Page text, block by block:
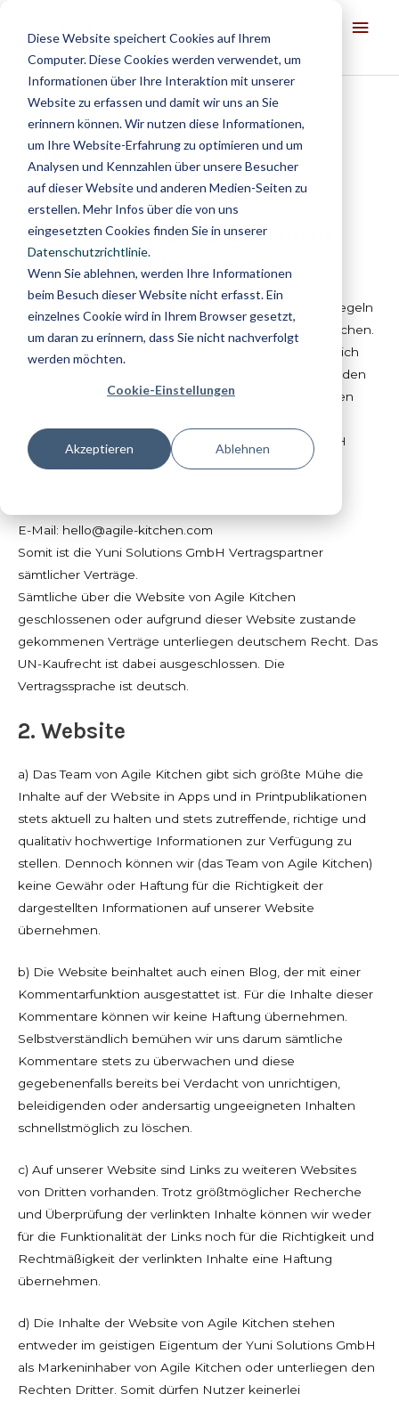
Diese Website speichert Cookies auf Ihrem
Computer. Diese Cookies werden verwendet, um
Informationen über Ihre Interaktion mit unserer
Website zu erfassen und damit wir uns an Sie
erinnern können. Wir nutzen diese Informationen,
um Ihre Website-Erfahrung zu optimieren und um
Analysen und Kennzahlen über unsere Besucher
auf dieser Website und anderen Medien-Seiten zu
erstellen. Mehr Infos über die von uns
eingesetzten Cookies finden Sie in unserer
Datenschutzrichtlinie.
Wenn Sie ablehnen, werden Ihre Informationen
beim Besuch dieser Website nicht erfasst. Ein
einzelnes Cookie wird in Ihrem Browser gesetzt,
um daran zu erinnern, dass Sie nicht nachverfolgt
werden möchten.
Cookie-Einstellungen
Akzeptieren Ablehnen
Inhalt
springen
Allgemeine
Geschäftsbedingungen
1. Anwendung der allgemeinen
Geschäftsbedingungen
Die folgenden allgemeinen Geschäftsbedingungen regeln
die Nutzungsbedingungen der Website von Agile Kitchen.
Sie regeln ferner sämtliche Vertragsverhältnisse, die sich
über die Website anbahnen oder abgeschlossen werden
oder bei deren Abschluss sich auf diese Seite bezogen
Agile Kitchen ist eine Marke der Yuni Solutions GmbH
Eberhardshofstr. 8a
E-Mail: hello@agile-kitchen.com
Somit ist die Yuni Solutions GmbH Vertragspartner
sämtlicher Verträge.
Sämtliche über die Website von Agile Kitchen
geschlossenen oder aufgrund dieser Website zustande
gekommenen Verträge unterliegen deutschem Recht. Das
UN-Kaufrecht ist dabei ausgeschlossen. Die
Vertragssprache ist deutsch.
2. Website
a) Das Team von Agile Kitchen gibt sich größte Mühe die
Inhalte auf der Website in Apps und in Printpublikationen
stets aktuell zu halten und stets zutreffende, richtige und
qualitativ hochwertige Informationen zur Verfügung zu
stellen. Dennoch können wir (das Team von Agile Kitchen)
keine Gewähr oder Haftung für die Richtigkeit der
dargestellten Informationen auf unserer Website
übernehmen.
b) Die Website beinhaltet auch einen Blog, der mit einer
Kommentarfunktion ausgestattet ist. Für die Inhalte dieser
Kommentare können wir keine Haftung übernehmen.
Selbstverständlich bemühen wir uns darum sämtliche
Kommentare stets zu überwachen und diese
gegebenenfalls bereits bei Verdacht von unrichtigen,
beleidigenden oder andersartig ungeeigneten Inhalten
schnellstmöglich zu löschen.
c) Auf unserer Website sind Links zu weiteren Websites
von Dritten vorhanden. Trotz größtmöglicher Recherche
und Überprüfung der verlinkten Inhalte können wir weder
für die Funktionalität der Links noch für die Richtigkeit und
Rechtmäßigkeit der verlinkten Inhalte eine Haftung
übernehmen.
d) Die Inhalte der Website von Agile Kitchen stehen
entweder im geistigen Eigentum der Yuni Solutions GmbH
als Markeninhaber von Agile Kitchen oder unterliegen den
Rechten Dritter. Somit dürfen Nutzer keinerlei